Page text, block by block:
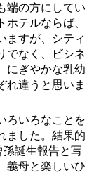
端の方にしてい
ホテルならば、
ますが、シティ
でなく、ビシネ
にぎやかな乳幼
れ違うと思いま
ろいろなことを
ました。結果的
孫誕生報告と写
義母と楽しいひ